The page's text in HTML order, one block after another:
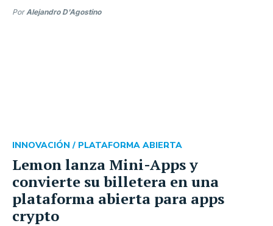
PorAlejandro D'Agostino
Lemon lanza Mini-Apps y
convierte su billetera en una
plataforma abierta para apps
crypto
INNOVACIÓN / PLATAFORMA ABIERTA